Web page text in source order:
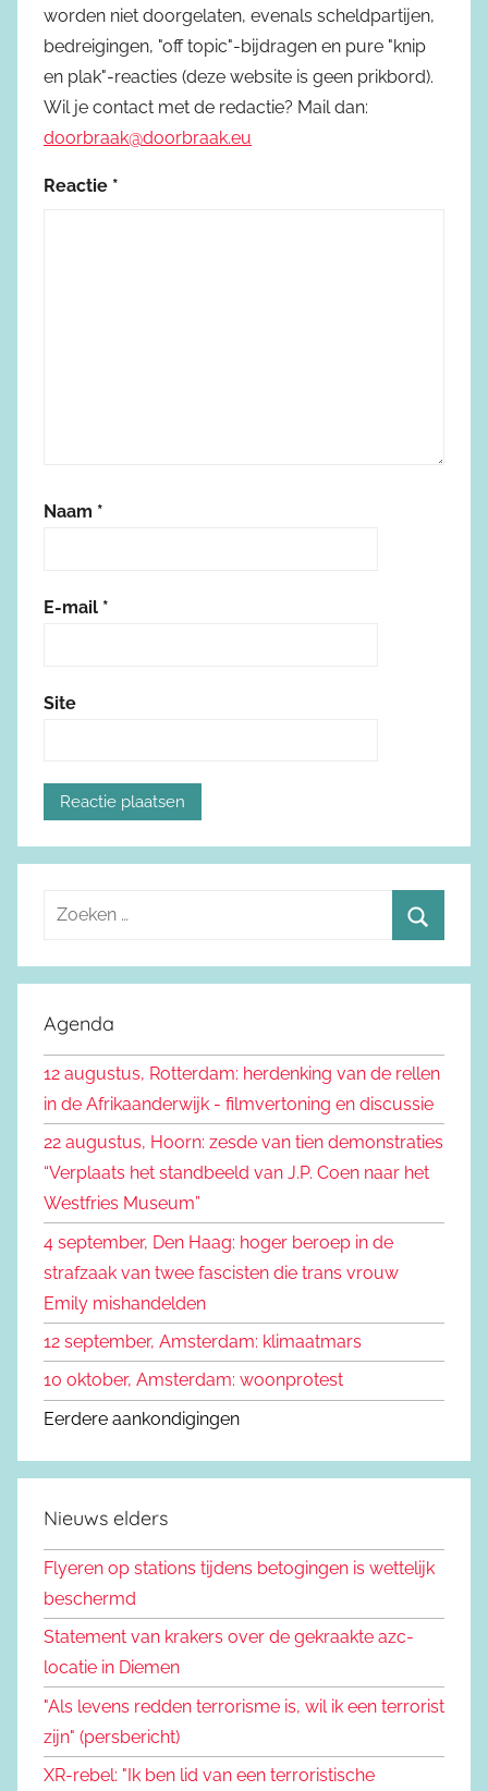
worden niet doorgelaten, evenals scheldpartijen,
bedreigingen, "off topic"-bijdragen en pure "knip
en plak"-reacties (deze website is geen prikbord).
Wil je contact met de redactie? Mail dan:
doorbraak@doorbraak.eu
Reactie *
Naam *
E-mail *
Site
e
e
n
a
:
o
e
n
Agenda
12 augustus, Rotterdam: herdenking van de rellen
in de Afrikaanderwijk - filmvertoning en discussie
22 augustus, Hoorn: zesde van tien demonstraties
“Verplaats het standbeeld van J.P. Coen naar het
Westfries Museum”
4 september, Den Haag: hoger beroep in de
strafzaak van twee fascisten die trans vrouw
Emily mishandelden
12 september, Amsterdam: klimaatmars
10 oktober, Amsterdam: woonprotest
Eerdere aankondigingen
Nieuws elders
Flyeren op stations tijdens betogingen is wettelijk
beschermd
Statement van krakers over de gekraakte azc-
locatie in Diemen
"Als levens redden terrorisme is, wil ik een terrorist
zijn" (persbericht)
XR-rebel: "Ik ben lid van een terroristische